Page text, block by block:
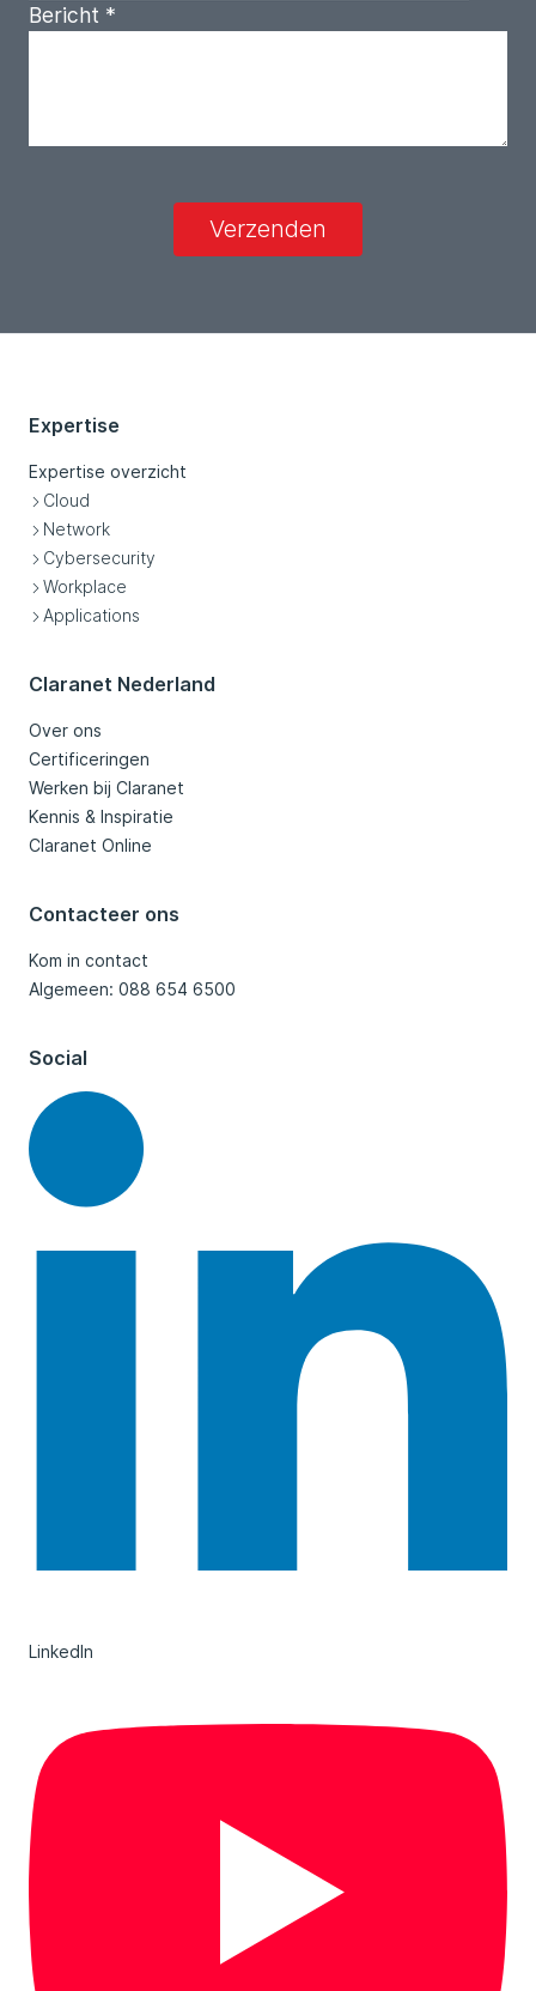
Bericht *
Verzenden
Expertise
Expertise overzicht
Cloud
Network
Cybersecurity
Workplace
Applications
Claranet Nederland
Over ons
Certificeringen
Werken bij Claranet
Kennis & Inspiratie
Claranet Online
Contacteer ons
Kom in contact
Algemeen: 088 654 6500
Social
LinkedIn